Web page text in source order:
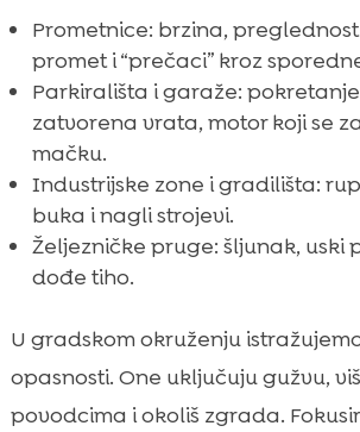
Prometnice: brzina,
promet i “prečaci” kroz
Parkirališta i garaže:
zatvorena vrata, motor koji se
mačku.
Industrijske zone i gradilišta:
buka i nagli strojevi.
Željezničke pruge: šljunak, uski
dođe tiho.
U gradskom okruženju
opasnosti. One uključuju gužvu,
povodcima i okoliš zgrada.